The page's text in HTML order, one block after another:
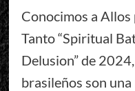
Conocimos a Allos
Tanto “Spiritual
Delusion” de
brasileños son